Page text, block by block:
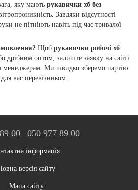
яку мають рукавички хб без
Завдяки відсутності
не пітніють навіть під час тривалої
Щоб рукавички робочі хб
дрібним оптом, залиште заявку на сайті
менеджерам. Ми швидко зберемо партію
вас перевізником.
00 050 977 89 00
інформація
версія сайту
Мапа сайту